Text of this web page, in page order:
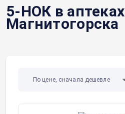
5-НОК в аптеках
Магнитогорска
По цене, сначала дешевле